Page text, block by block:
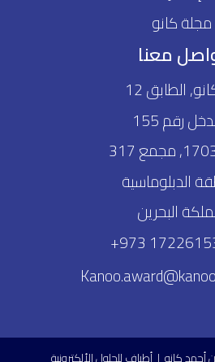
مجلة كانو
معنا
الطابق 12
رقم 155
الدبلوماسية
البحرين
+973